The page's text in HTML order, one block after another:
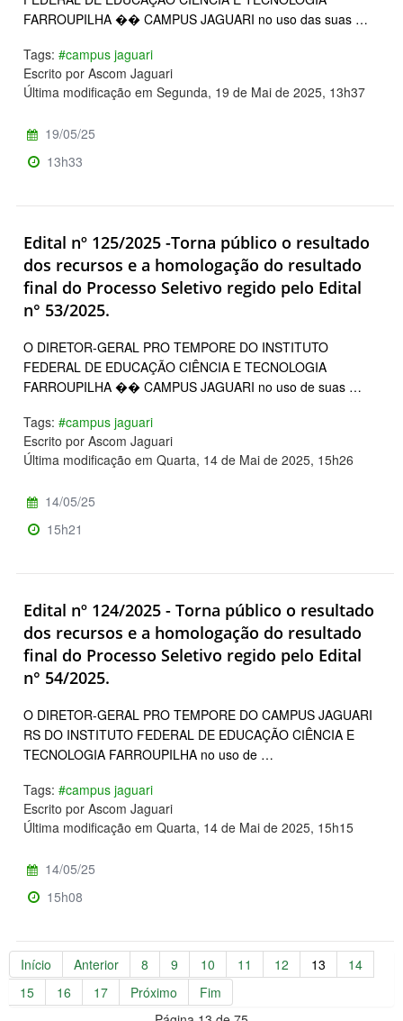
FARROUPILHA �� CAMPUS JAGUARI no uso das suas …
Tags: #campus jaguari
Escrito por Ascom Jaguari
Última modificação em Segunda, 19 de Mai de 2025, 13h37
19/05/25
13h33
Edital nº 125/2025 -Torna público o resultado
dos recursos e a homologação do resultado
final do Processo Seletivo regido pelo Edital
n° 53/2025.
O DIRETOR-GERAL PRO TEMPORE DO INSTITUTO
FEDERAL DE EDUCAÇÃO CIÊNCIA E TECNOLOGIA
FARROUPILHA �� CAMPUS JAGUARI no uso de suas …
Tags: #campus jaguari
Escrito por Ascom Jaguari
Última modificação em Quarta, 14 de Mai de 2025, 15h26
14/05/25
15h21
Edital nº 124/2025 - Torna público o resultado
dos recursos e a homologação do resultado
final do Processo Seletivo regido pelo Edital
n° 54/2025.
O DIRETOR-GERAL PRO TEMPORE DO CAMPUS JAGUARI
RS DO INSTITUTO FEDERAL DE EDUCAÇÃO CIÊNCIA E
TECNOLOGIA FARROUPILHA no uso de …
Tags: #campus jaguari
Escrito por Ascom Jaguari
Última modificação em Quarta, 14 de Mai de 2025, 15h15
14/05/25
15h08
Início Anterior 8 9 10 11 12 13
14
15
16 17 Próximo
Fim